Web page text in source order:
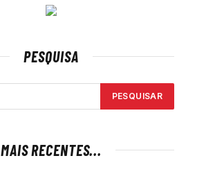
PESQUISA
MAIS RECENTES...